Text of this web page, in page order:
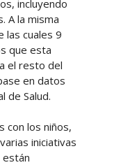
incluyendo
A la misma
las cuales 9
que esta
el resto del
en datos
de Salud.
con los niños,
iniciativas